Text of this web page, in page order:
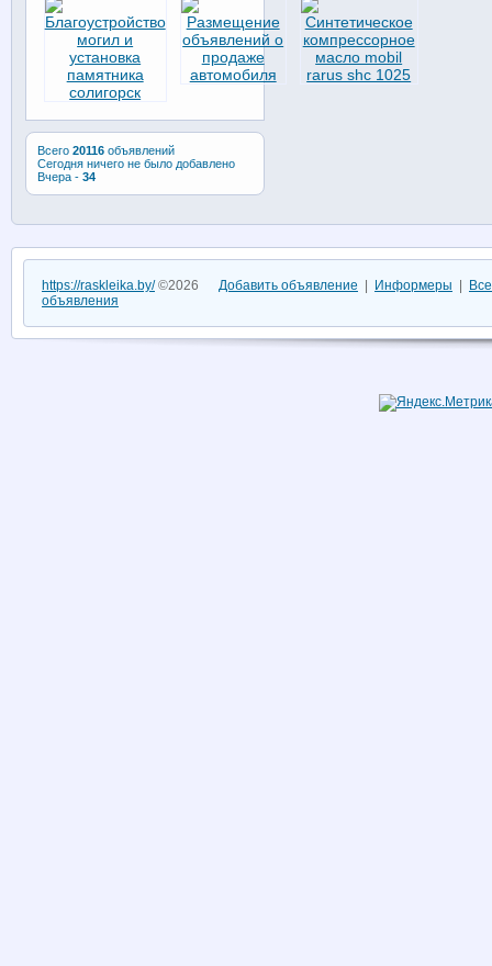
Всего 20116объявлений
Сегодня ничего не было добавлено
Вчера - 34
https://raskleika.by/©2026 Добавить объявление Информеры
объявления